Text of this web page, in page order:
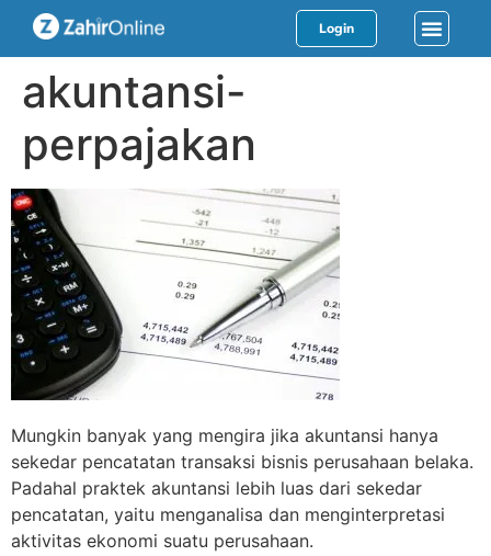
Login
akuntansi-
perpajakan
Mungkin banyak yang mengira jika akuntansi hanya
sekedar pencatatan transaksi bisnis perusahaan belaka.
Padahal praktek akuntansi lebih luas dari sekedar
pencatatan, yaitu menganalisa dan menginterpretasi
aktivitas ekonomi suatu perusahaan.